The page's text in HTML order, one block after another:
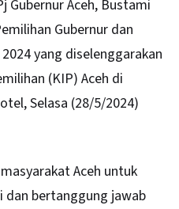
Gubernur Aceh, Bustami
Gubernur dan
yang diselenggarakan
(KIP) Aceh di
Selasa (28/5/2024)
Aceh untuk
dan bertanggung jawab